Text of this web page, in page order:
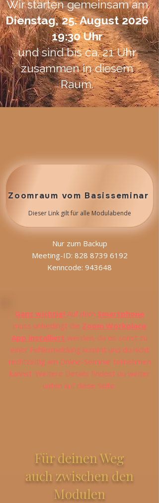
Wir starten gemeinsam am
Dienstag, 25. August 2026
19:30 Uhr
und sind bis ca. 21 Uhr
zusammen in diesem
Raum.
Zoomraum vom Basisseminar
Dieser Link gilt für alle Modulabende
Nur zum Backup
Meeting-ID: 828 8739 6192
Kenncode: 943648
Ganz wichtig! Auf dem Smartphone
muss unbedingt die Zoom Workplace
App installiert werden, da es sonst zu
einer Fehlermeldung kommt und du nicht
rechtzeitig am Online-Seminar teilnehmen
kannst. Weitere Details findest du weiter
unten auf diese Seite.
Für deinen Weg
auch zwischen den
Modulen